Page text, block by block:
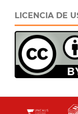
LICENCIA DE